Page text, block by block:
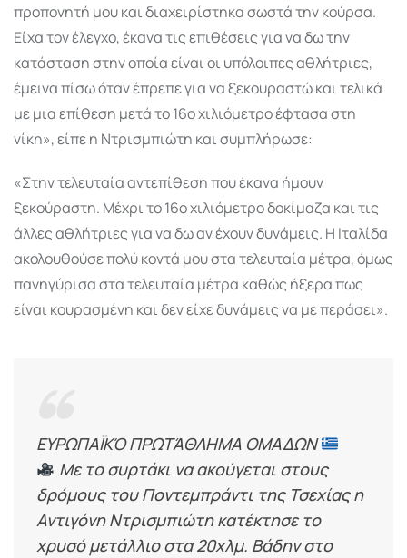
προπονητή μου και διαχειρίστηκα σωστά την κούρσα.
Είχα τον έλεγχο, έκανα τις επιθέσεις για να δω την
κατάσταση στην οποία είναι οι υπόλοιπες αθλήτριες,
έμεινα πίσω όταν έπρεπε για να ξεκουραστώ και τελικά
με μια επίθεση μετά το 16ο χιλιόμετρο έφτασα στη
νίκη», είπε η Ντρισμπιώτη και συμπλήρωσε:
«Στην τελευταία αντεπίθεση που έκανα ήμουν
ξεκούραστη. Μέχρι το 16ο χιλιόμετρο δοκίμαζα και τις
άλλες αθλήτριες για να δω αν έχουν δυνάμεις. Η Ιταλίδα
ακολουθούσε πολύ κοντά μου στα τελευταία μέτρα, όμως
πανηγύρισα στα τελευταία μέτρα καθώς ήξερα πως
είναι κουρασμένη και δεν είχε δυνάμεις να με περάσει».
ΕΥΡΩΠΑΪΚΌ ΠΡΩΤΆΘΛΗΜΑ ΟΜΑΔΩΝ
Με το συρτάκι να ακούγεται στους
δρόμους του Ποντεμπράντι της Τσεχίας η
Αντιγόνη Ντρισμπιώτη κατέκτησε το
χρυσό μετάλλιο στα 20χλμ. Βάδην στο